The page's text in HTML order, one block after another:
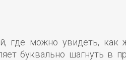
где можно увидеть,
буквально шагнуть в